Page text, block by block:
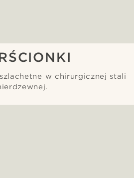
w chirurgicznej stali